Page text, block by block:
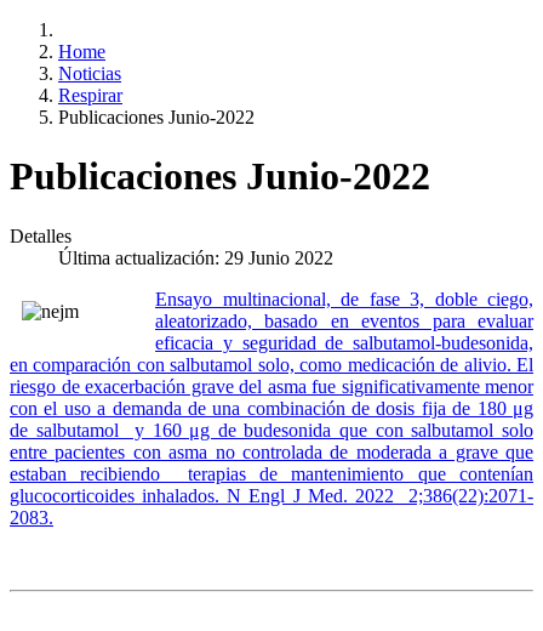
Home
Noticias
Respirar
Publicaciones Junio-2022
Publicaciones Junio-2022
Detalles
Última actualización: 29 Junio 2022
Ensayo multinacional, de fase 3, doble ciego,
aleatorizado, basado en eventos para evaluar
eficacia y seguridad de salbutamol-budesonida,
en comparación con salbutamol solo, como medicación de alivio. El
riesgo de exacerbación grave del asma fue significativamente menor
con el uso a demanda de una combinación de dosis fija de 180 μg
de salbutamol y 160 μg de budesonida que con salbutamol solo
entre pacientes con asma no controlada de moderada a grave que
estaban recibiendo terapias de mantenimiento que contenían
glucocorticoides inhalados. N Engl J Med. 2022 2;386(22):2071-
2083.